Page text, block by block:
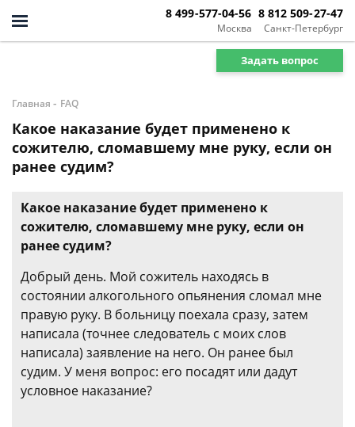
Москва
8 499-577-04-56
Санкт-Петербург
8 812 509-27-47
Задать вопрос
Главная - FAQ
Какое наказание будет применено к
сожителю, сломавшему мне руку, если он
ранее судим?
Какое наказание будет применено к
сожителю, сломавшему мне руку, если он
ранее судим?
Добрый день. Мой сожитель находясь в
состоянии алкогольного опьянения сломал мне
правую руку. В больницу поехала сразу, затем
написала (точнее следователь с моих слов
написала) заявление на него. Он ранее был
судим. У меня вопрос: его посадят или дадут
условное наказание?